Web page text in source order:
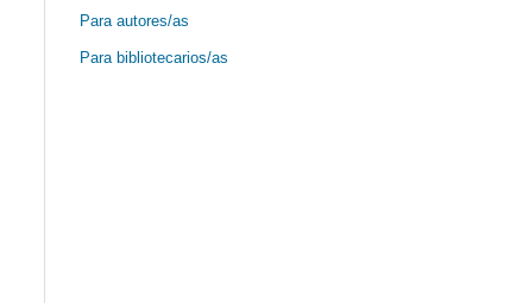
Para autores/as
Para bibliotecarios/as